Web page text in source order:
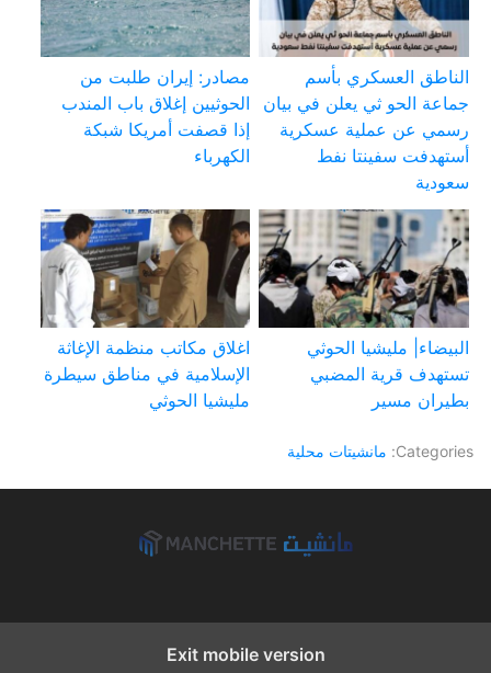
الناطق العسكري بأسم
جماعة الحو ثي يعلن في بيان
رسمي عن عملية عسكرية
أستهدفت سفينتا نفط
سعودية
مصادر: إيران طلبت من
الحوثيين إغلاق باب المندب
إذا قصفت أمريكا شبكة
الكهرباء
البيضاء| مليشيا الحوثي
تستهدف قرية المضبي
بطيران مسير
اغلاق مكاتب منظمة الإغاثة
الإسلامية في مناطق سيطرة
مليشيا الحوثي
Categories: مانشيتات محلية
Exit mobile version